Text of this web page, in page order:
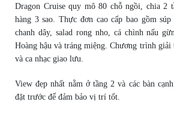
Dragon Cruise quy mô 80 chỗ ngồi, chia 2
hàng 3 sao. Thực đơn cao cấp bao gồm
chanh dây, salad rong nho, cá chình nấu
Hoàng hậu và tráng miệng. Chương trình
và ca nhạc giao lưu.
View đẹp nhất nằm ở tầng 2 và các bàn
đặt trước để đảm bảo vị trí tốt.